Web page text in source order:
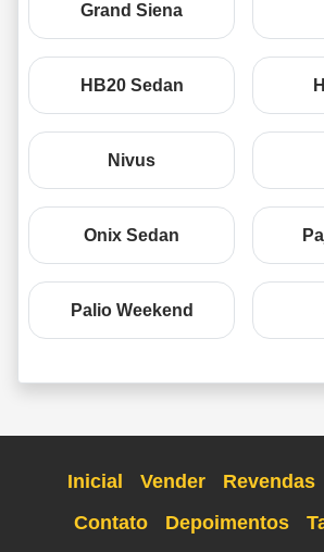
Grand Siena
HB20 Sedan
Nivus
Onix Sedan
Palio Weekend
Inicial Vender Revendas
Contato
Depoimentos